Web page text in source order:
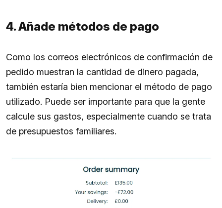
4. Añade métodos de pago
Como los correos electrónicos de confirmación de
pedido muestran la cantidad de dinero pagada,
también estaría bien mencionar el método de pago
utilizado. Puede ser importante para que la gente
calcule sus gastos, especialmente cuando se trata
de presupuestos familiares.